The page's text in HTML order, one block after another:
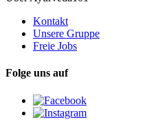
Kontakt
Unsere Gruppe
Freie Jobs
Folge uns auf